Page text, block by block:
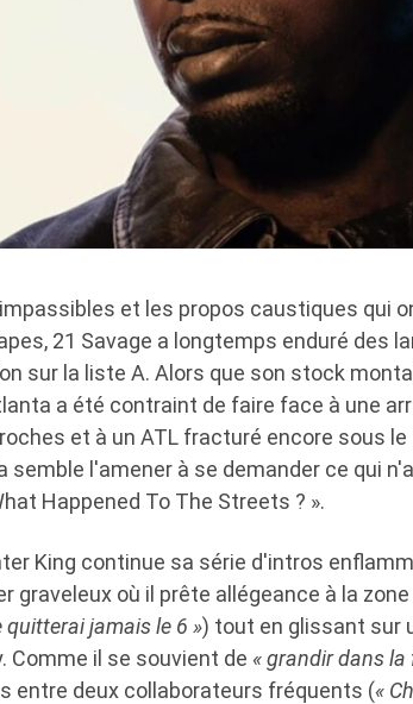
et les propos caustiques qui
21 Savage a longtemps enduré des
sur la liste A. Alors que son stock
a été contraint de faire face à une
et à un ATL fracturé encore sous
semble l'amener à se demander ce qui
Happened To The Streets ? ».
King continue sa série d'intros
graveleux où il prête allégeance à la
quitterai jamais le 6 ») tout en glissant sur
Comme il se souvient de « grandir dans la
entre deux collaborateurs fréquents («